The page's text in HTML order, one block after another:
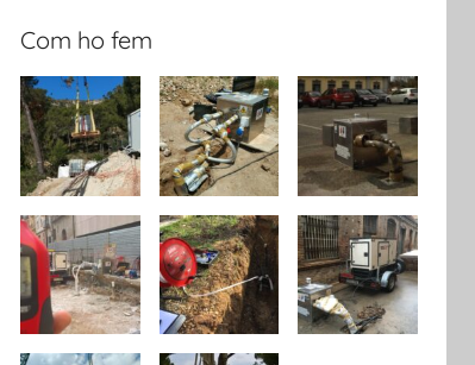
Com ho fem